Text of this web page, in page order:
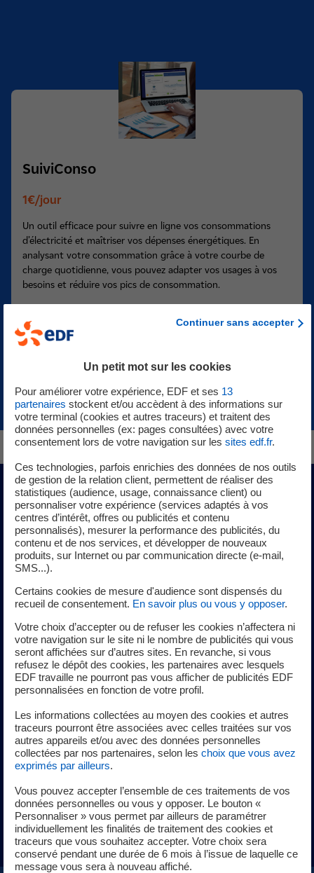
SuiviConso
1€/jour
Un outil efficace pour suivre en ligne vos consommations
d’électricité et maîtriser vos dépenses énergétiques. En
analysant votre consommation grâce à votre courbe de
charge quotidienne, vous pouvez adapter vos usages à vos
besoins et réduire vos pics de consommation.
En savoir plus
Premiers pas vers la transition
énergétique
Quelle que soit la taille de votre entreprise, vous pouvez
vous aussidevenir un acteur de la transition énergétique
Envie d’une électricité plus verte ? Avec nos offres
vertes, nous injectons pour vous sur le réseau une
quantité d’électricité d’origine 100% renouvelable
correspondant à votre consommation.
outils pour piloter vos consommations, identifiez
rapidement les gisements d’économies d’énergie et
réduisez significativement vos dépenses
énergétiques.
En savoir plus
Continuer sans accepter
Un petit mot sur les cookies
Pour améliorer votre expérience, EDF et ses 13
partenaires stockent et/ou accèdent à des informations sur
votre terminal (cookies et autres traceurs) et traitent des
données personnelles (ex: pages consultées) avec votre
consentement lors de votre navigation sur les sites edf.fr.
Ces technologies, parfois enrichies des données de nos outils
de gestion de la relation client, permettent de réaliser des
statistiques (audience, usage, connaissance client) ou
personnaliser votre expérience (services adaptés à vos
centres d’intérêt, offres ou publicités et contenu
personnalisés), mesurer la performance des publicités, du
contenu et de nos services, et développer de nouveaux
produits, sur Internet ou par communication directe (e-mail,
SMS...).
Certains cookies de mesure d'audience sont dispensés du
recueil de consentement. En savoir plus ou vous y opposer.
Votre choix d’accepter ou de refuser les cookies n’affectera ni
votre navigation sur le site ni le nombre de publicités qui vous
seront affichées sur d’autres sites. En revanche, si vous
refusez le dépôt des cookies, les partenaires avec lesquels
EDF travaille ne pourront pas vous afficher de publicités EDF
personnalisées en fonction de votre profil.
Les informations collectées au moyen des cookies et autres
traceurs pourront être associées avec celles traitées sur vos
autres appareils et/ou avec des données personnelles
collectées par nos partenaires, selon les choix que vous avez
exprimés par ailleurs.
Vous pouvez accepter l’ensemble de ces traitements de vos
données personnelles ou vous y opposer. Le bouton «
Personnaliser » vous permet par ailleurs de paramétrer
individuellement les finalités de traitement des cookies et
traceurs que vous souhaitez accepter. Votre choix sera
conservé pendant une durée de 6 mois à l’issue de laquelle ce
message vous sera à nouveau affiché.